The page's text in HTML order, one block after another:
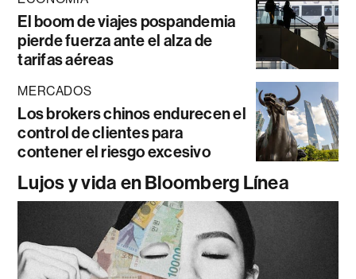
El boom de viajes pospandemia
pierde fuerza ante el alza de
tarifas aéreas
MERCADOS
Los brokers chinos endurecen el
control de clientes para
contener el riesgo excesivo
Lujos y vida en Bloomberg Línea